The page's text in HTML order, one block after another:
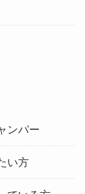
ンパー
い方